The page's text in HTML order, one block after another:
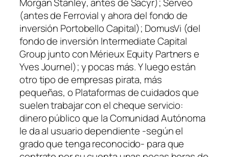
Morgan Stanley, antes deSacyr);Serveo
(antes de Ferrovialy ahora del fondo de
inversión Portobello Capital); DomusVi (del
fondo de inversión Intermediate Capital
Group junto conMérieux Equity Partnerse
Yves Journel); y pocas más. Y luego están
otro tipo deempresas pirata, más
pequeñas, o Plataformas de cuidadosque
suelen trabajar con elcheque servicio:
dinero público que la Comunidad Autónoma
le da al usuario dependiente -según el
grado que tenga reconocido- para que